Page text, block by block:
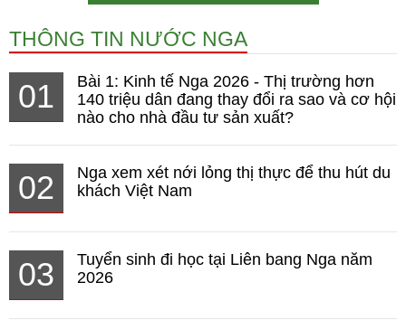
THÔNG TIN NƯỚC NGA
01
Bài 1: Kinh tế Nga 2026 - Thị trường hơn
140 triệu dân đang thay đổi ra sao và cơ hội
nào cho nhà đầu tư sản xuất?
02
Nga xem xét nới lỏng thị thực để thu hút du
khách Việt Nam
03
Tuyển sinh đi học tại Liên bang Nga năm
2026